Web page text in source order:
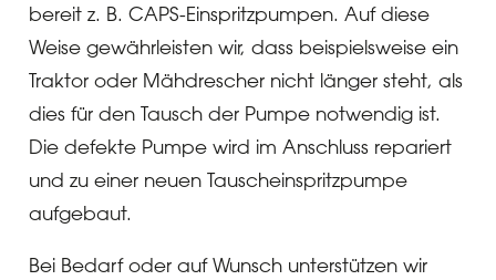
bereit z. B. CAPS-Einspritzpumpen. Auf diese
Weise gewährleisten wir, dass beispielsweise ein
Traktor oder Mähdrescher nicht länger steht, als
dies für den Tausch der Pumpe notwendig ist.
Die defekte Pumpe wird im Anschluss repariert
und zu einer neuen Tauscheinspritzpumpe
aufgebaut.
Bei Bedarf oder auf Wunsch unterstützen wir